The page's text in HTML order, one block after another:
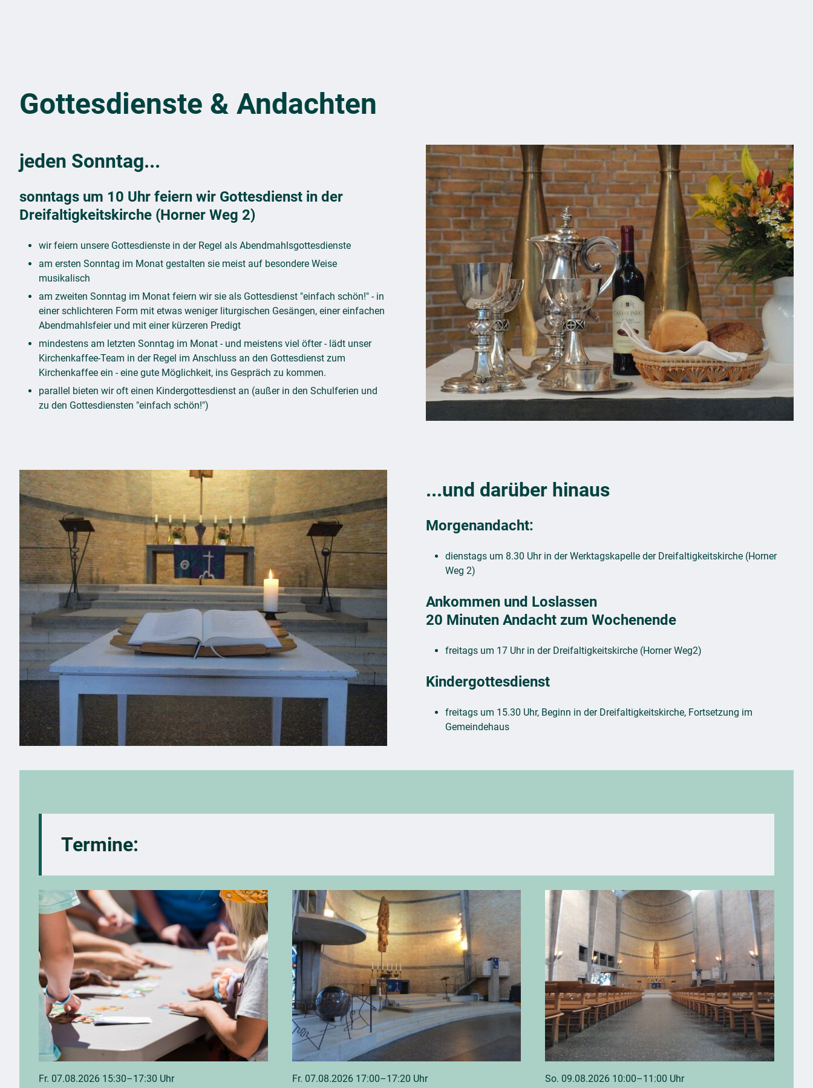
Gottesdienste & Andachten
jeden Sonntag...
sonntags um 10 Uhr feiern wir Gottesdienst in der
Dreifaltigkeitskirche (Horner Weg 2)
wir feiern unsere Gottesdienste in der Regel als Abendmahlsgottesdienste
am ersten Sonntag im Monat gestalten sie meist auf besondere Weise
musikalisch
am zweiten Sonntag im Monat feiern wir sie als Gottesdienst "einfach schön!" - in
einer schlichteren Form mit etwas weniger liturgischen Gesängen, einer einfachen
Abendmahlsfeier und mit einer kürzeren Predigt
mindestens am letzten Sonntag im Monat - und meistens viel öfter - lädt unser
Kirchenkaffee-Team in der Regel im Anschluss an den Gottesdienst zum
Kirchenkaffee ein - eine gute Möglichkeit, ins Gespräch zu kommen.
parallel bieten wir oft einen Kindergottesdienst an (außer in den Schulferien und
zu den Gottesdiensten "einfach schön!")
...und darüber hinaus
Morgenandacht:
dienstags um 8.30 Uhr in der Werktagskapelle der Dreifaltigkeitskirche (Horner
Weg 2)
Ankommen und Loslassen
20 Minuten Andacht zum Wochenende
freitags um 17 Uhr in der Dreifaltigkeitskirche (Horner Weg2)
Kindergottesdienst
freitags um 15.30 Uhr, Beginn in der Dreifaltigkeitskirche, Fortsetzung im
Gemeindehaus
Termine:
Fr. 07.08.2026 15:30–17:30 Uhr Fr. 07.08.2026 17:00–17:20 Uhr So. 09.08.2026 10:00–11:00 Uhr